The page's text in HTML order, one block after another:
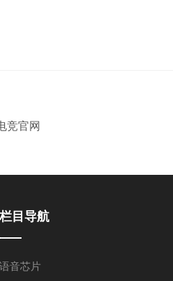
竞官网
栏目导航
语音芯片